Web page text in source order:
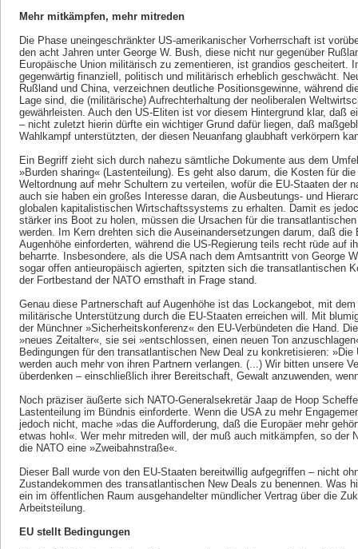
Mehr mitkämpfen, mehr mitreden
Die Phase uneingeschränkter US-amerikanischer Vorherrschaft ist
den acht Jahren unter George W. Bush, diese nicht nur gegenüber
Europäische Union militärisch zu zementieren, ist grandios gescheitert.
gegenwärtig finanziell, politisch und militärisch erheblich geschwächt.
Rußland und China, verzeichnen deutliche Positionsgewinne, während
Lage sind, die (militärische) Aufrechterhaltung der neoliberalen
gewährleisten. Auch den US-Eliten ist vor diesem Hintergrund klar, daß
– nicht zuletzt hierin dürfte ein wichtiger Grund dafür liegen, daß
Wahlkampf unterstützten, der diesen Neuanfang glaubhaft verkörpern
Ein Begriff zieht sich durch nahezu sämtliche Dokumente aus dem
»Burden sharing« (Lastenteilung). Es geht also darum, die Kosten für
Weltordnung auf mehr Schultern zu verteilen, wofür die EU-Staaten der
auch sie haben ein großes Interesse daran, die Ausbeutungs- und
globalen kapitalistischen Wirtschaftssystems zu erhalten. Damit es
stärker ins Boot zu holen, müssen die Ursachen für die
werden. Im Kern drehten sich die Auseinandersetzungen darum, daß
Augenhöhe einforderten, während die US-Regierung teils recht rüde auf
beharrte. Insbesondere, als die USA nach dem Amtsantritt von George
sogar offen antieuropäisch agierten, spitzten sich die transatlantischen
der Fortbestand der NATO ernsthaft in Frage stand.
Genau diese Partnerschaft auf Augenhöhe ist das Lockangebot, mit
militärische Unterstützung durch die EU-Staaten erreichen will. Mit
der Münchner »Sicherheitskonferenz« den EU-Verbündeten die Hand.
»neues Zeitalter«, sie sei »entschlossen, einen neuen Ton
Bedingungen für den transatlantischen New Deal zu konkretisieren:
werden auch mehr von ihren Partnern verlangen. (...) Wir bitten unsere
überdenken – einschließlich ihrer Bereitschaft, Gewalt anzuwenden,
Noch präziser äußerte sich NATO-Generalsekretär Jaap de Hoop
Lastenteilung im Bündnis einforderte. Wenn die USA zu mehr
jedoch nicht, mache »das die Aufforderung, daß die Europäer mehr
etwas hohl«. Wer mehr mitreden will, der muß auch mitkämpfen, so der
die NATO eine »Zweibahnstraße«.
Dieser Ball wurde von den EU-Staaten bereitwillig aufgegriffen – nicht
Zustandekommen des transatlantischen New Deals zu benennen. Was
ein im öffentlichen Raum ausgehandelter mündlicher Vertrag über die
Arbeitsteilung.
EU stellt Bedingungen